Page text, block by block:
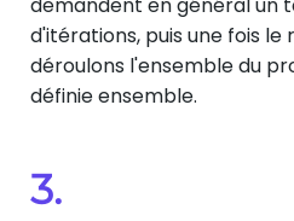
d'itérations, puis une fois le
déroulons l'ensemble du
définie ensemble.
3.